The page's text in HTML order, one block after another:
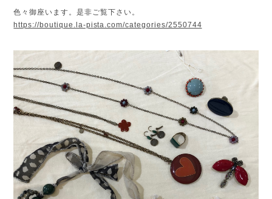
色々御座います。是非ご覧下さい。
https://boutique.la-pista.com/categories/2550744